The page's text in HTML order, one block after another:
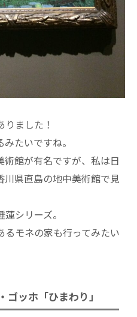
ました！
たいですね。
館が有名ですが、私は日
県直島の地中美術館で見
シリーズ。
るモネの家も行ってみたい
ゴッホ「ひまわり」